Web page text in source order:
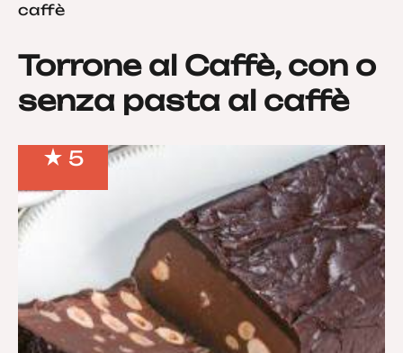
caffè
Torrone al Caffè, con o
senza pasta al caffè
5